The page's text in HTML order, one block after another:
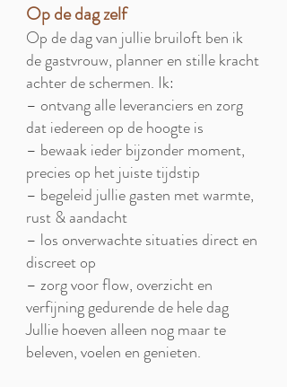
Op de dag zelf
Op de dag van jullie bruiloft ben ik
de gastvrouw, planner en stille kracht
achter de schermen. Ik:
– ontvang alle leveranciers en zorg
dat iedereen op de hoogte is
– bewaak ieder bijzonder moment,
precies op het juiste tijdstip
– begeleid jullie gasten met warmte,
rust & aandacht
– los onverwachte situaties direct en
discreet op
– zorg voor flow, overzicht en
verfijning gedurende de hele dag
Jullie hoeven alleen nog maar te
beleven, voelen en genieten.